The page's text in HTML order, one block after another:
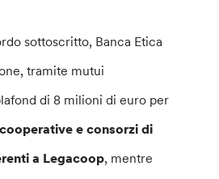
sottoscritto, Banca Etica
tramite mutui
di 8 milioni di euro per
cooperative e consorzi di
a Legacoop, mentre